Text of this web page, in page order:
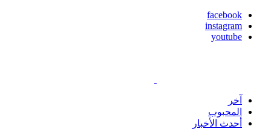
facebook
instagram
youtube
آخر
المحبوب
أحدث الأخبار